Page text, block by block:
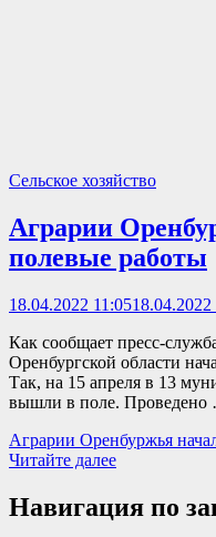
Сельское хозяйство
Аграрии
полевые работы
18.04.2022 11:0518.04.2022
Как сообщает пресс-
Оренбургской области
Так, на 15 апреля в 13
вышли в поле.
Аграрии Оренбуржья
Читайте далее
Навигация по